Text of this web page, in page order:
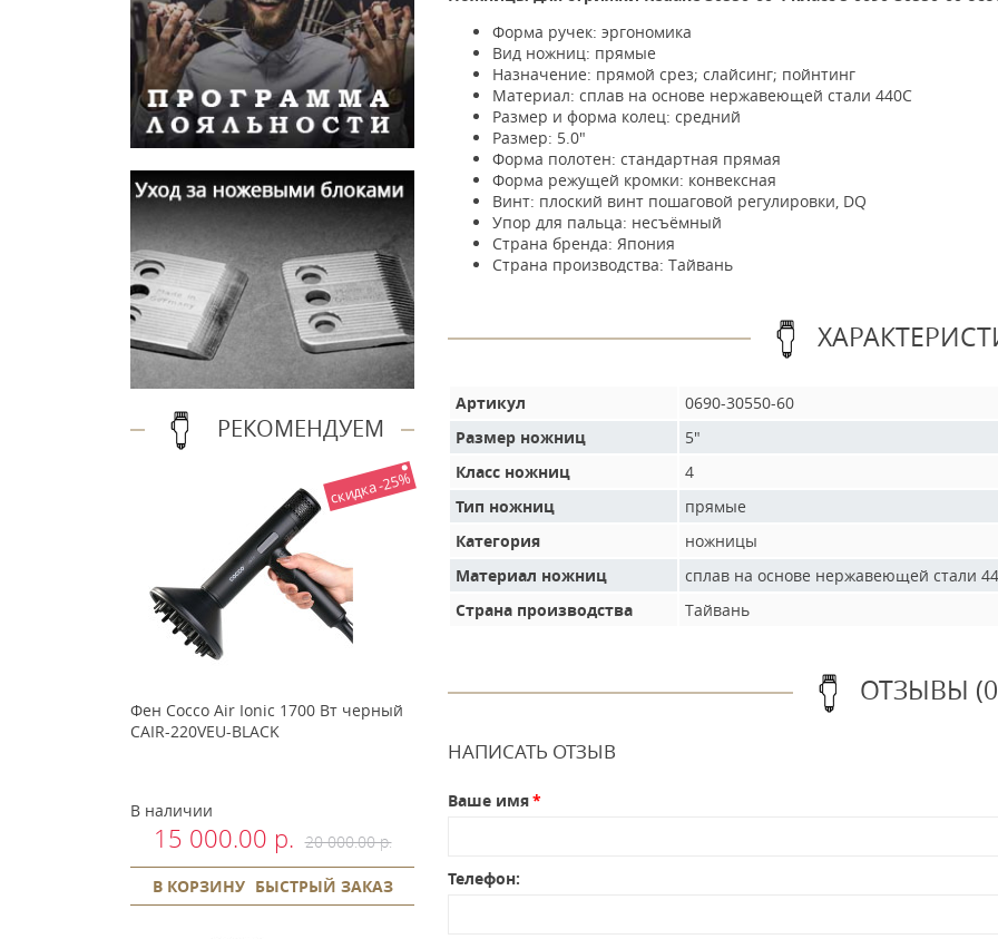
РЕКОМЕНДУЕМ
скидка -25%
Фен Cocco Air Ionic 1700 Вт черный
CAIR-220VEU-BLACK
В наличии
15 000.00 р. 20 000.00 р.
В КОРЗИНУ БЫСТРЫЙ ЗАКАЗ
Форма ручек: эргономика
Вид ножниц: прямые
Назначение: прямой срез; слайсинг; пойнтинг
Материал: сплав на основе нержавеющей стали 440C
Размер и форма колец: средний
Размер: 5.0"
Форма полотен: стандартная прямая
Форма режущей кромки: конвексная
Винт: плоский винт пошаговой регулировки, DQ
Упор для пальца: несъёмный
Страна бренда: Япония
Страна производства: Тайвань
Артикул
0690-30550-60
Размер ножниц
5"
Класс ножниц
4
Тип ножниц
прямые
Категория
ножницы
Материал ножниц
сплав на основе нержавеющей стали
Страна производства
Тайвань
ОТЗЫВЫ
НАПИСАТЬ ОТЗЫВ
Ваше имя
Телефон: